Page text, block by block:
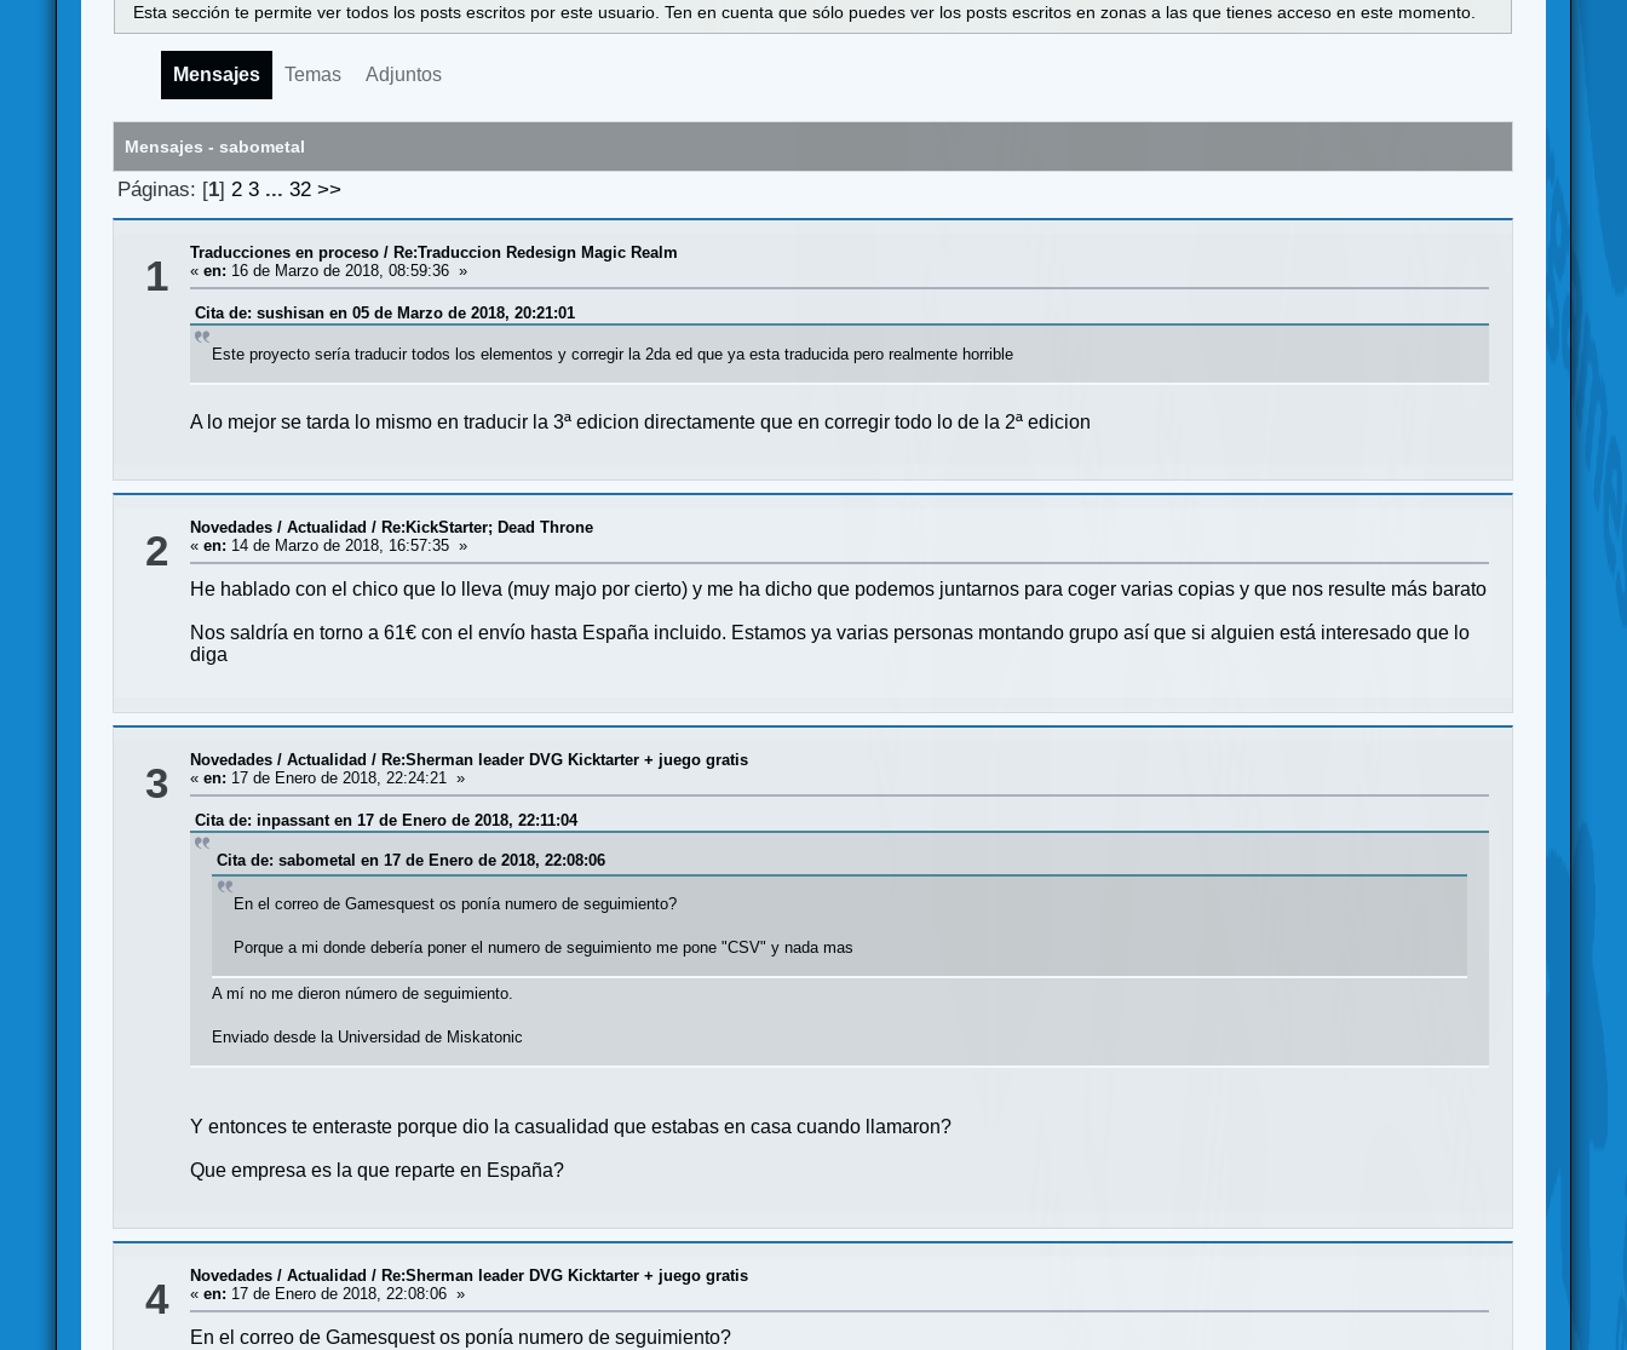
Esta sección te permite ver todos los posts escritos por este usuario. Ten en cuenta que sólo puedes ver los posts escritos en zonas a las que tienes acceso en este momento.
Mensajes Temas Adjuntos
Mensajes - sabometal
Páginas: [1] 2 3 ... 32 >>
1 Traducciones en proceso / Re:Traduccion Redesign Magic Realm
«en: 16 de Marzo de 2018, 08:59:36 »
Cita de: sushisan en 05 de Marzo de 2018, 20:21:01
Este proyecto sería traducir todos los elementos y corregir la 2da ed que ya esta traducida pero realmente horrible
A lo mejor se tarda lo mismo en traducir la 3ª edicion directamente que en corregir todo lo de la 2ª edicion
2 Novedades / Actualidad / Re:KickStarter; Dead Throne
«en: 14 de Marzo de 2018, 16:57:35 »
He hablado con el chico que lo lleva (muy majo por cierto) y me ha dicho que podemos juntarnos para coger varias copias y que nos resulte más barato
Nos saldría en torno a 61€ con el envío hasta España incluido. Estamos ya varias personas montando grupo así que si alguien está interesado que lo
diga
3 Novedades / Actualidad / Re:Sherman leader DVG Kicktarter + juego gratis
«en: 17 de Enero de 2018, 22:24:21 »
Cita de: inpassant en 17 de Enero de 2018, 22:11:04
Cita de: sabometal en 17 de Enero de 2018, 22:08:06
En el correo de Gamesquest os ponía numero de seguimiento?
Porque a mi donde debería poner el numero de seguimiento me pone "CSV" y nada mas
A mí no me dieron número de seguimiento.
Enviado desde la Universidad de Miskatonic
Y entonces te enteraste porque dio la casualidad que estabas en casa cuando llamaron?
Que empresa es la que reparte en España?
4 Novedades / Actualidad / Re:Sherman leader DVG Kicktarter + juego gratis
«en: 17 de Enero de 2018, 22:08:06 »
En el correo de Gamesquest os ponía numero de seguimiento?